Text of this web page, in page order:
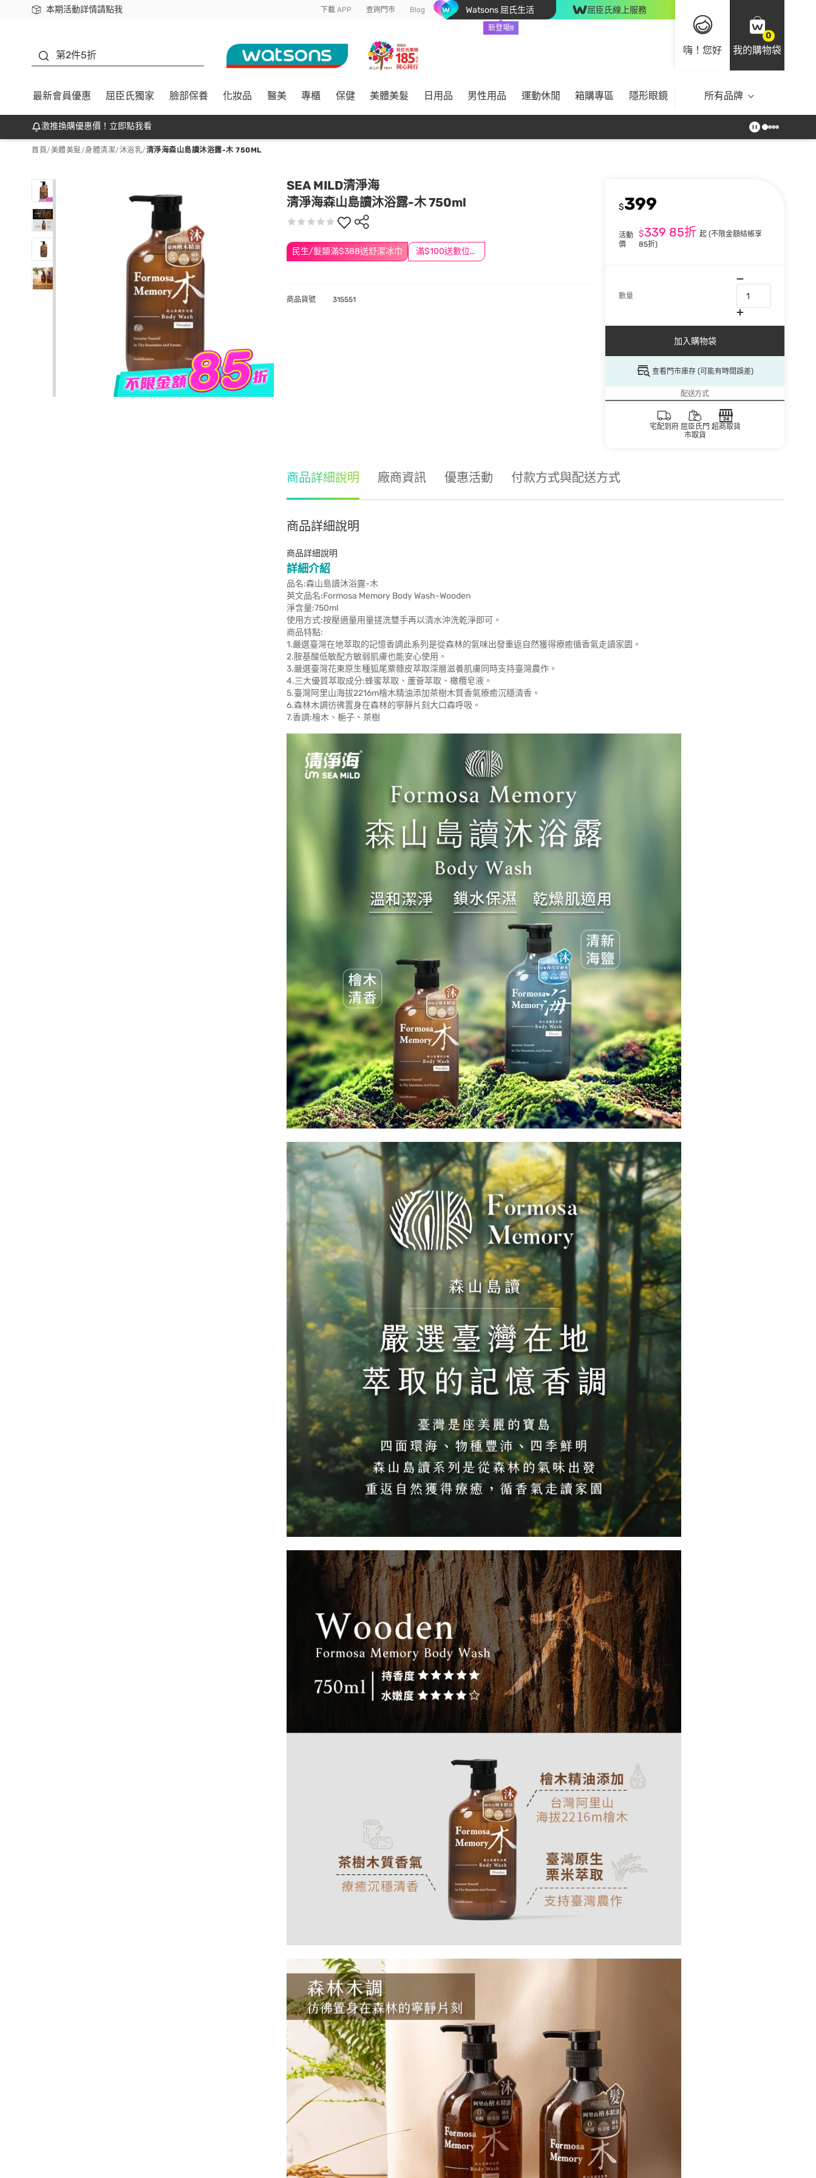
本期活動詳情請點我
下載app最高回饋$350 下載 APP 查詢門市 Blog Watsons 屈氏生活
新登場!!
屈臣氏線上服務
嗨！您好
0
我的購物袋
第2件5折
最新會員優惠 屈臣氏獨家 臉部保養 化妝品 醫美 專櫃 保健 美體美髮 日用品 男性用品 運動休閒 箱購專區 隱形眼鏡 所有品牌
激推換購優惠價！立即點我看
首頁/美體美髮/身體清潔/沐浴乳/清淨海森山島讀沐浴露-木 750ML
SEA MILD清淨海
清淨海森山島讀沐浴露-木 750ml
民生/髮類滿$388送舒潔冰巾 滿$100送數位印花
$399
活動
價
$339 85折起(不限金額結帳享
85折)
數量
加入購物袋
查看門市庫存 (可能有時間誤差)
配送方式
宅配到府 屈臣氏門
市取貨
超商取貨
商品貨號 315551
商品詳細說明 廠商資訊 優惠活動 付款方式與配送方式
商品詳細說明
商品詳細說明
詳細介紹
品名:森山島讀沐浴露-木
英文品名:Formosa Memory Body Wash-Wooden
淨含量:750ml
使用方式:按壓適量用量搓洗雙手再以清水沖洗乾淨即可。
商品特點:
1.嚴選臺灣在地萃取的記憶香調此系列是從森林的氣味出發重返自然獲得療癒循香氣走讀家園。
2.胺基酸低敏配方敏弱肌膚也能安心使用。
3.嚴選臺灣花東原生種狐尾粟糠皮萃取深層滋養肌膚同時支持臺灣農作。
4.三大優質萃取成分:蜂蜜萃取、蘆薈萃取、橄欖皂液。
5.臺灣阿里山海拔2216m檜木精油添加茶樹木質香氣療癒沉穩清香。
6.森林木調彷彿置身在森林的寧靜片刻大口森呼吸。
7.香調:檜木、梔子、茶樹